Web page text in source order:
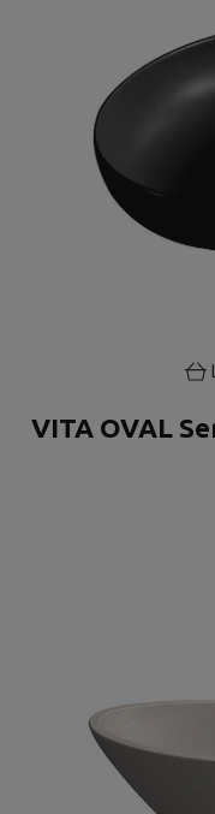
VITA OVAL